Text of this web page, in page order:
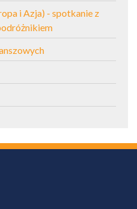
i Azja) - spotkanie z